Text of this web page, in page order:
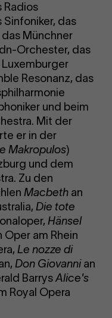
Radios
das
Münchner
Orchester, das
Resonanz, das
und beim
Mit der
er in der
Makropulos)
und dem
Zu den
Macbeth an
Die tote
Hänsel
am Rhein
Le nozze di
Don Giovannian
BarrysAlice's
Royal Opera